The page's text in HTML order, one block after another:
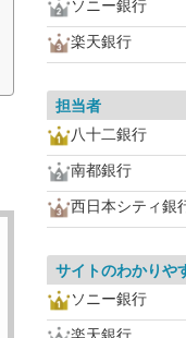
ソニー銀行
楽天銀行
担当者
八十二銀行
南都銀行
西日本シティ銀
サイトのわかりや
ソニー銀行